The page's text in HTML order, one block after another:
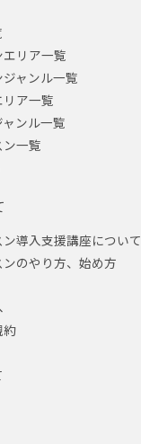
リア一覧
ャンル一覧
ア一覧
ンル一覧
一覧
導入支援講座について
のやり方、始め方
約